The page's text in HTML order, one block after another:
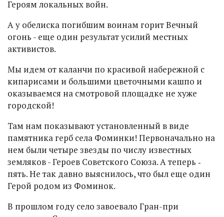
Героям локальных войн.
А у обелиска погибшим воинам горит Вечный
огонь - еще один результат усилий местных
активистов.
Мы идем от каланчи по красивой набережной с
кипарисами и большими цветочными кашпо и
оказываемся на смотровой площадке не хуже
городской!
Там нам показывают установленный в виде
памятника герб села Фоминки! Первоначально на
нем были четыре звезды по числу известных
земляков - Героев Советского Союза. А теперь ‑
пять. Не так давно выяснилось, что был еще один
Герой родом из Фоминок.
В прошлом году село завоевало Гран-при